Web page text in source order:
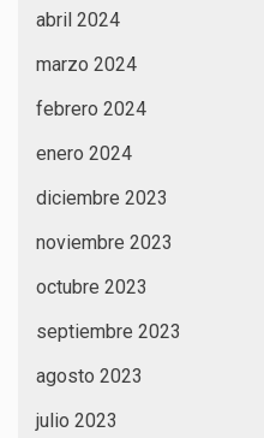
abril 2024
marzo 2024
febrero 2024
enero 2024
diciembre 2023
noviembre 2023
octubre 2023
septiembre 2023
agosto 2023
julio 2023